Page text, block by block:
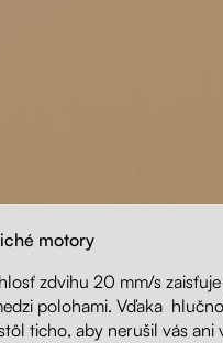
motory
zdvihu 20 mm/s
polohami. Vďaka
ticho, aby nerušil vás ani